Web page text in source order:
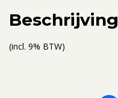
(ticket
2
Beschrijving
(incl. 9% BTW)